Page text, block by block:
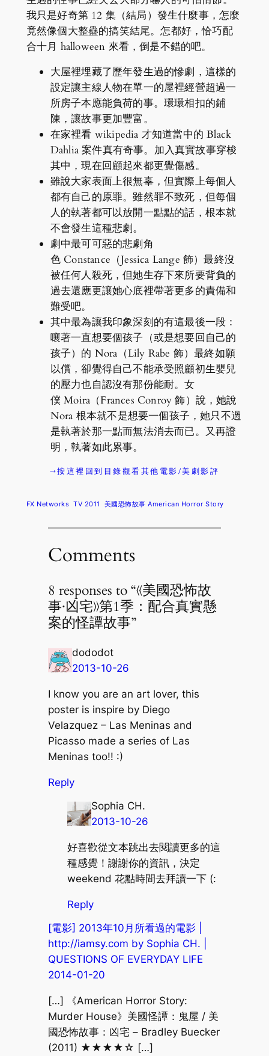
我只是好奇第 12 集（結局）發生什麼事，怎麼
竟然像個大整蠱的搞笑結尾。怎都好，恰巧配
合十月 halloween 來看，倒是不錯的吧。
大屋裡埋藏了歷年發生過的慘劇，這樣的
設定讓主線人物在單一的屋裡經營超過一
所房子本應能負荷的事。環環相扣的鋪
陳，讓故事更加豐富。
在家裡看 wikipedia 才知道當中的 Black
Dahlia 案件真有奇事。加入真實故事穿梭
其中，現在回顧起來都更覺傷感。
雖說大家表面上很無辜，但實際上每個人
都有自己的原罪。雖然罪不致死，但每個
人的執著都可以放開一點點的話，根本就
不會發生這種悲劇。
劇中最可可惡的悲劇角
色 Constance（Jessica Lange 飾）最終沒
被任何人殺死，但她生存下來所要背負的
過去還應更讓她心底裡帶著更多的責備和
難受吧。
其中最為讓我印象深刻的有這最後一段：
嚷著一直想要個孩子（或是想要回自己的
孩子）的 Nora（Lily Rabe 飾）最終如願
以償，卻覺得自己不能承受照顧初生嬰兒
的壓力也自認沒有那份能耐。女
僕 Moira（Frances Conroy 飾）說，她說
Nora 根本就不是想要一個孩子，她只不過
是執著於那一點而無法消去而已。又再證
明，執著如此累事。
→按這裡回到目錄觀看其他電影/美劇影評
FX Networks TV 2011 美國恐怖故事 American Horror Story
Comments
8 responses to “《美國恐怖故
事·凶宅》第1季：配合真實懸
案的怪譚故事”
dododot
2013-10-26
I know you are an art lover, this
poster is inspire by Diego
Velazquez – Las Meninas and
Picasso made a series of Las
Meninas too!! :)
Reply
Sophia CH.
2013-10-26
好喜歡從文本跳出去閱讀更多的這
種感覺！謝謝你的資訊，決定
weekend 花點時間去拜讀一下 (:
Reply
[電影] 2013年10月所看過的電影 |
http://iamsy.com by Sophia CH. |
QUESTIONS OF EVERYDAY LIFE
2014-01-20
[…] 《American Horror Story:
Murder House》美國怪譚：鬼屋 / 美
國恐怖故事：凶宅 – Bradley Buecker
(2011) ★★★★☆ […]